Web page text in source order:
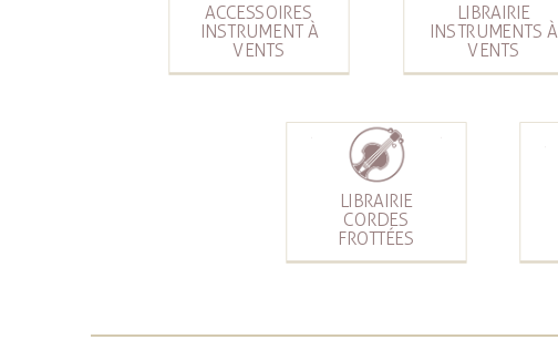
ACCESSOIRES
INSTRUMENT À
VENTS
LIBRAIRIE
INSTRUMENTS À
VENTS
LIBRAIRIE
CORDES
FROTTÉES